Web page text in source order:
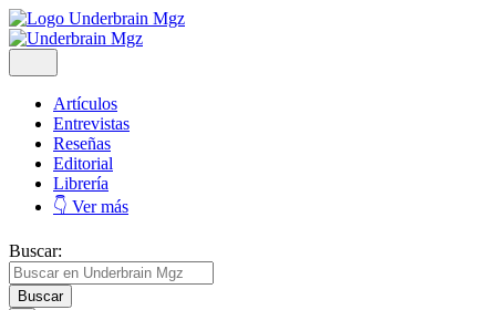
Artículos
Entrevistas
Reseñas
Editorial
Librería
👇 Ver más
Buscar: